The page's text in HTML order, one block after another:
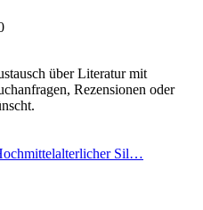
über Literatur mit
Rezensionen oder
Sil…